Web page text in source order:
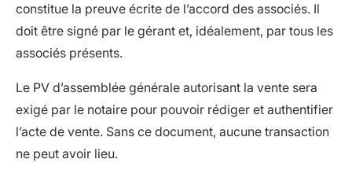
constitue la preuve écrite de l’accord des associés. Il
doit être signé par le gérant et, idéalement, par tous les
associés présents.
Le PV d’assemblée générale autorisant la vente sera
exigé par le notaire pour pouvoir rédiger et authentifier
l’acte de vente. Sans ce document, aucune transaction
ne peut avoir lieu.